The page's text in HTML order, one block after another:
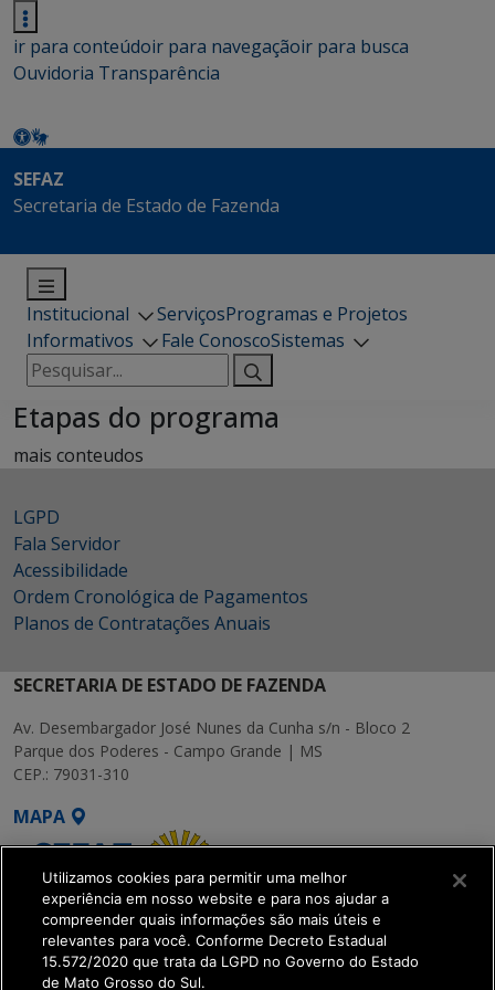
ir para conteúdoir para navegaçãoir para busca
Ouvidoria Transparência
SEFAZ
Secretaria de Estado de Fazenda
Institucional ServiçosProgramas e Projetos
Informativos
Fale ConoscoSistemas
Pesquisar
por:
Etapas do programa
mais conteudos
LGPD
Fala Servidor
Acessibilidade
Ordem Cronológica de Pagamentos
Planos de Contratações Anuais
SECRETARIA DE ESTADO DE FAZENDA
Av. Desembargador José Nunes da Cunha s/n - Bloco 2
Parque dos Poderes - Campo Grande | MS
CEP.: 79031-310
MAPA
SETDIG | Secretaria-
Utilizamos cookies para permitir uma melhor
experiência em nosso website e para nos ajudar a
compreender quais informações são mais úteis e
relevantes para você. Conforme Decreto Estadual
15.572/2020 que trata da LGPD no Governo do Estado
de Mato Grosso do Sul.